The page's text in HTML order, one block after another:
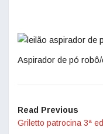
Aspirador de pó
Read Previous
Griletto patrocina 3ª